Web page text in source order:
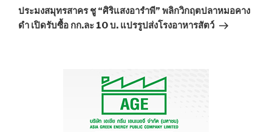
Post
ประมงสมุทรสาคร ชู “ศิริแสงอารำพี” พลิกวิกฤตปลาหมอคาง
ดำ เปิดรับซื้อ กก.ละ 10 บ. แปรรูปส่งโรงอาหารสัตว์